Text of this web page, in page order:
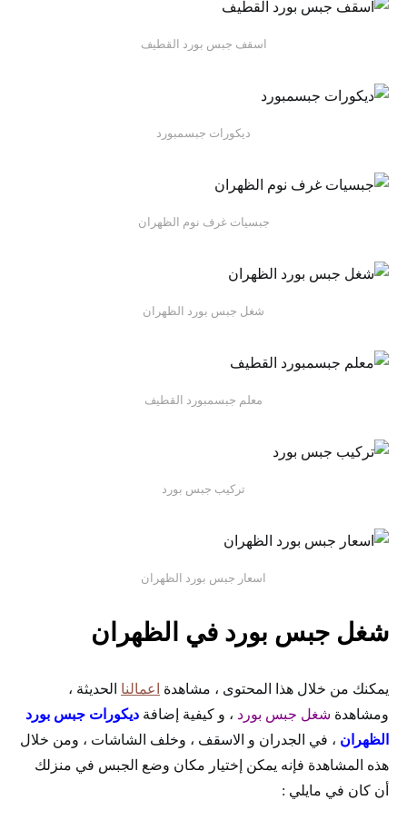
اسقف جبس بورد القطيف
ديكورات جبسمبورد
جبسيات غرف نوم الظهران
شغل جبس بورد الظهران
معلم جبسمبورد القطيف
تركيب جبس بورد
اسعار جبس بورد الظهران
شغل جبس بورد في الظهران
يمكنك من خلال هذا المحتوى ، مشاهدة اعمالنا الحديثة ،
ومشاهدة شغل جبس بورد ، و كيفية إضافة ديكورات جبس بورد
الظهران ، في الجدران و الاسقف ، وخلف الشاشات ، ومن خلال
هذه المشاهدة فإنه يمكن إختيار مكان وضع الجبس في منزلك
أن كان في مايلي :